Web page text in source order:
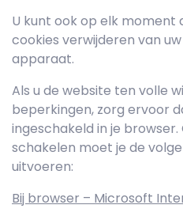
U kunt ook op elk moment
cookies verwijderen van
apparaat.
Als u de website ten volle
beperkingen, zorg ervoor
ingeschakeld in je
schakelen moet je de
uitvoeren:
Bij browser – Microsoft